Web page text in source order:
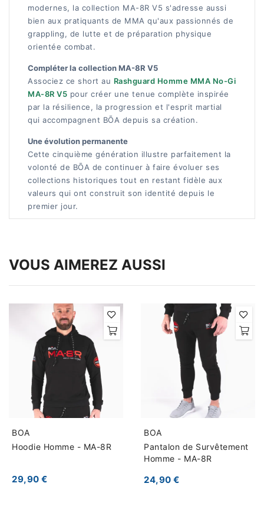
modernes, la collection MA-8R V5 s'adresse aussi
bien aux pratiquants de MMA qu'aux passionnés de
grappling, de lutte et de préparation physique
orientée combat.
Compléter la collection MA-8R V5
Associez ce short au Rashguard Homme MMA No-Gi
MA-8R V5 pour créer une tenue complète inspirée
par la résilience, la progression et l'esprit martial
qui accompagnent BŌA depuis sa création.
Une évolution permanente
Cette cinquième génération illustre parfaitement la
volonté de BŌA de continuer à faire évoluer ses
collections historiques tout en restant fidèle aux
valeurs qui ont construit son identité depuis le
premier jour.
VOUS AIMEREZ AUSSI
BOA
Hoodie Homme - MA-8R
29,90 €
BOA
Pantalon de Survêtement
Homme - MA-8R
24,90 €